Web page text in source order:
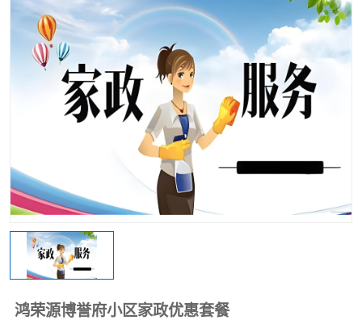
鸿荣源博誉府小区家政优惠套餐